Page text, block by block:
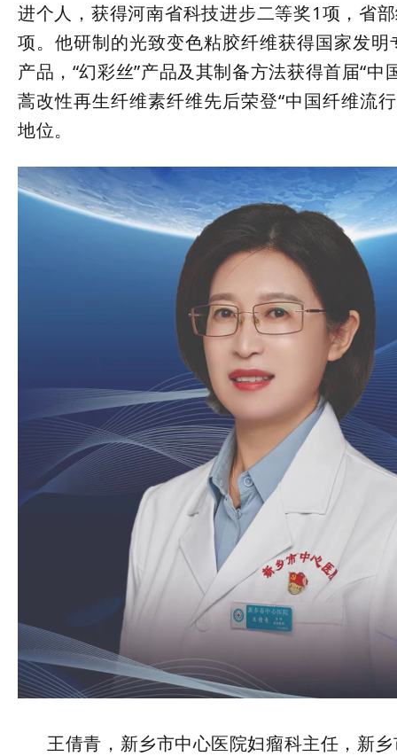
进个人，获得河南省科技进步二等奖1项，省
项。他研制的光致变色粘胶纤维获得国家发
产品，“幻彩丝”产品及其制备方法获得首届“
蒿改性再生纤维素纤维先后荣登“中国纤维流
地位。
王倩青，新乡市中心医院妇瘤科主任，新乡